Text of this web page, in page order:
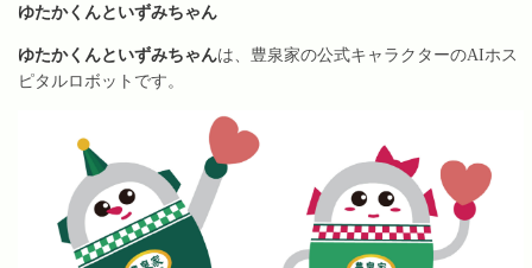
ゆたかくんといずみちゃん
ゆたかくんといずみちゃんは、豊泉家の公式キャラクターのAIホス
ピタルロボットです。